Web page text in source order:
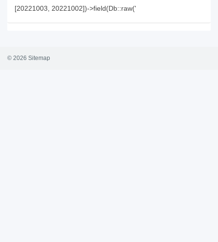
[20221003, 20221002])->field(Db::raw('
© 2026 Sitemap